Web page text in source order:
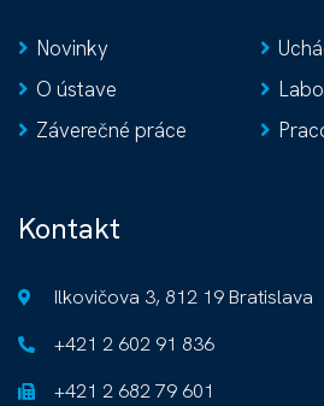
Novinky
O ústave
Záverečné práce
Kontakt
Ilkovičova 3, 812 19 Bratislava
+421 2 602 91 836
+421 2 682 79 601